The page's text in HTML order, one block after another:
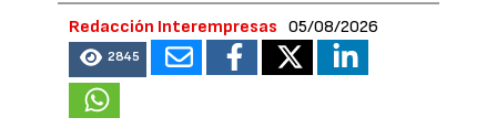
Redacción Interempresas 05/08/2026
2845